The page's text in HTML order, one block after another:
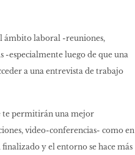
ámbito laboral -reuniones,
-especialmente luego de que una
a una entrevista de trabajo
te permitirán una mejor
video-conferencias- como en
y el entorno se hace más